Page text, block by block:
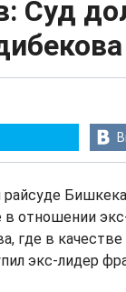
Суд
Бишкека
в отношении
где в качестве
экс-лидер